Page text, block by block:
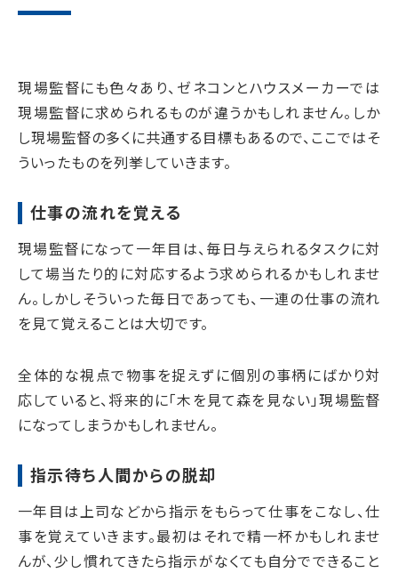
現場監督にも色々あり、ゼネコンとハウスメーカーでは
現場監督に求められるものが違うかもしれません。しか
し現場監督の多くに共通する目標もあるので、ここではそ
ういったものを列挙していきます。
仕事の流れを覚える
現場監督になって一年目は、毎日与えられるタスクに対
して場当たり的に対応するよう求められるかもしれませ
ん。しかしそういった毎日であっても、一連の仕事の流れ
を見て覚えることは大切です。
全体的な視点で物事を捉えずに個別の事柄にばかり対
応していると、将来的に「木を見て森を見ない」現場監督
になってしまうかもしれません。
指示待ち人間からの脱却
一年目は上司などから指示をもらって仕事をこなし、仕
事を覚えていきます。最初はそれで精一杯かもしれませ
んが、少し慣れてきたら指示がなくても自分でできること